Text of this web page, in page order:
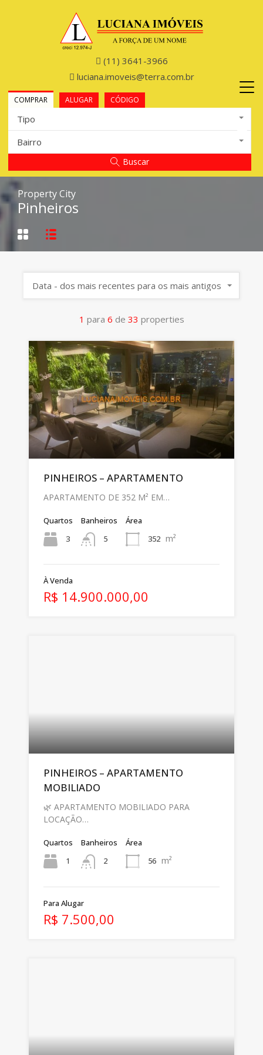
(11) 3641-3966
luciana.imoveis@terra.com.br
COMPRAR ALUGAR CÓDIGO
Tipo
Bairro
Buscar
Property City
Pinheiros
1 para 6 de 33 properties
Data - dos mais recentes para os mais antigos
PINHEIROS – APARTAMENTO
APARTAMENTO DE 352 M² EM…
Quartos
3
Banheiros
5
Área
352 m²
À Venda
R$ 14.900.000,00
PINHEIROS – APARTAMENTO
MOBILIADO
🌿 APARTAMENTO MOBILIADO PARA
LOCAÇÃO…
Quartos
1
Banheiros
2
Área
56 m²
Para Alugar
R$ 7.500,00